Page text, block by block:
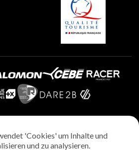
'Cookies' um Inhalte und
und zu analysieren.